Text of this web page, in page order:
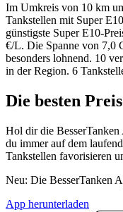
Im Umkreis von 10 km
Tankstellen mit Super
günstigste Super E10-
€/L. Die Spanne von 7,0
besonders lohnend. 10
in der Region. 6
Die besten
Hol dir die
du immer auf dem
Tankstellen favorisieren
Neu: Die BesserTanken
App herunterladen